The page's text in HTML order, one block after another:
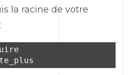
la racine de votre